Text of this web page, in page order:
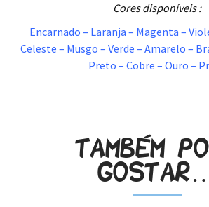
Cores disponíveis :
Encarnado – Laranja – Magenta –
Celeste – Musgo – Verde – Amarelo –
Preto – Cobre – Ouro –
Também